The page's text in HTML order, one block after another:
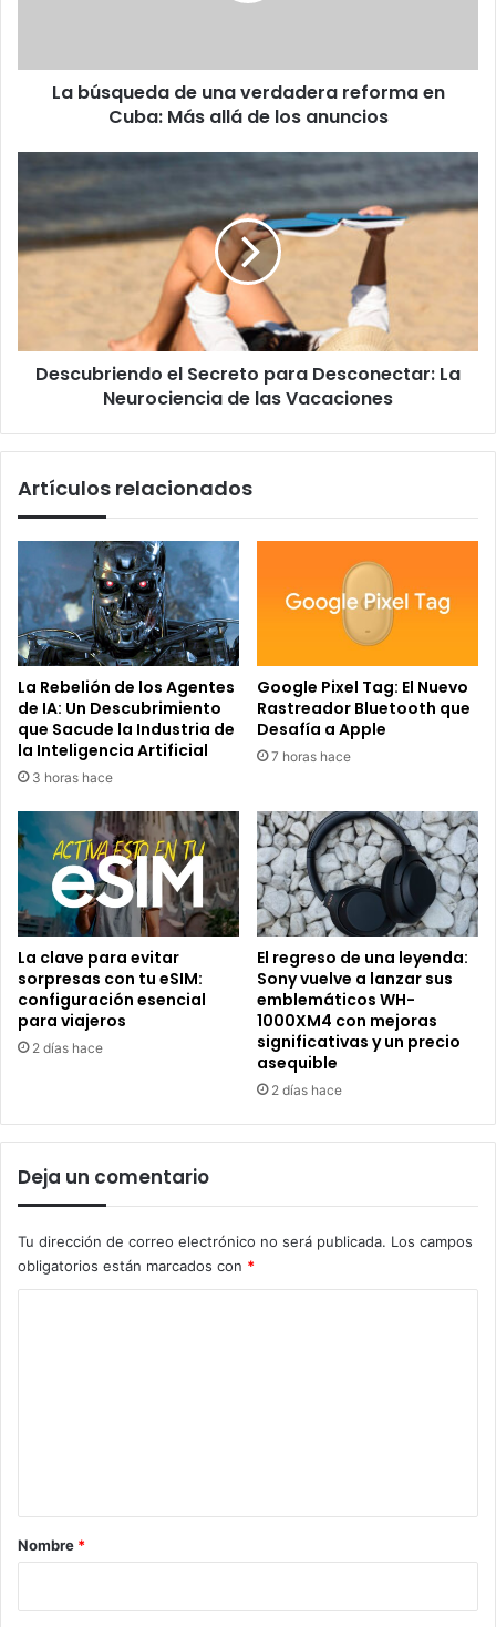
Más
La búsqueda de una verdadera reforma en
Cuba: Más allá de los anuncios
para
Desconectar:
Neurociencia
las
Vacaciones
Descubriendo el Secreto para Desconectar: La
Neurociencia de las Vacaciones
Artículos relacionados
La Rebelión de los Agentes
de IA: Un Descubrimiento
que Sacude la Industria de
la Inteligencia Artificial
3 horas hace
Google Pixel Tag: El Nuevo
Rastreador Bluetooth que
Desafía a Apple
7 horas hace
La clave para evitar
sorpresas con tu eSIM:
configuración esencial
para viajeros
2 días hace
El regreso de una leyenda:
Sony vuelve a lanzar sus
emblemáticos WH-
1000XM4 con mejoras
significativas y un precio
asequible
2 días hace
Deja un comentario
Tu dirección de correo electrónico no será publicada. Los campos
obligatorios están marcados con *
rNombre *